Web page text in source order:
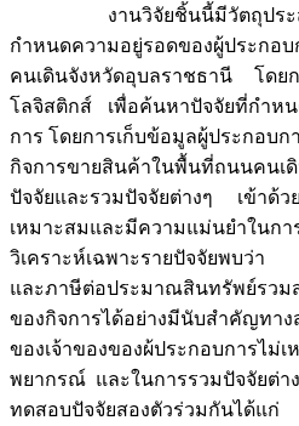
งานวิจัยชิ้นนี้มีวัตถุปร
กำหนดความอยู่รอดของผู้ประกอ
คนเดินจังหวัดอุบลราชธานี โดย
โลจิสติกส์ เพื่อค้นหาปัจจัยที่กำห
การ โดยการเก็บข้อมูลผู้ประกอบก
กิจการขายสินค้าในพื้นที่ถนนคนเ
ปัจจัยและรวมปัจจัยต่างๆ เข้าด้
เหมาะสมและมีความแม่นยำในก
วิเคราะห์เฉพาะรายปัจจัยพบว่า
และภาษีต่อประมาณสินทรัพย์รวม
ของกิจการได้อย่างมีนับสำคัญท
ของเจ้าของของผ้ประกอบการไม่
พยากรณ์ และในการรวมปัจจัยต่า
ทดสอบปัจจัยสองตัวร่วมกันได้แก่